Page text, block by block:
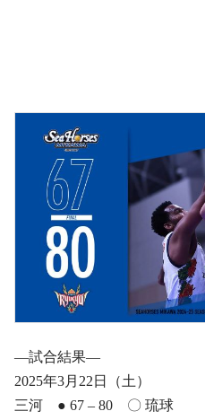
―試合結果―
2025年3月22日（土）
三河 ● 67 – 80 〇 琉球